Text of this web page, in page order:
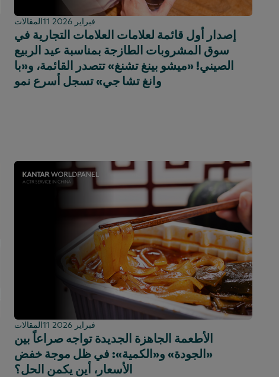
المقالات 11 فبراير 2026
إصدار أول قائمة لعلامات العلامات التجارية في
سوق المشروبات الطازجة بمناسبة عيد الربيع
الصيني! «ميشو بينغ تشنغ» تتصدر القائمة، و«با
وانغ تشا جي» تسجل أسرع نمو
المقالات 11 فبراير 2026
الأطعمة الجاهزة الجديدة تواجه صراعاً بين
«الجودة» و«الكمية»: في ظل موجة خفض
الأسعار، أين يكمن الحل؟